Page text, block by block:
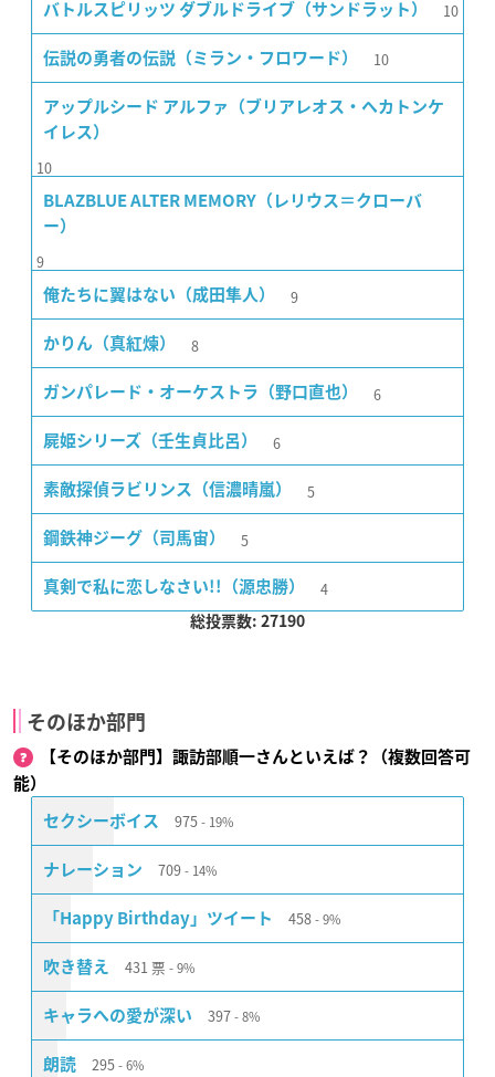
バトルスピリッツ ダブルドライブ（サンドラット） 10
伝説の勇者の伝説（ミラン・フロワード） 10
アップルシード アルファ（ブリアレオス・ヘカトンケ
イレス）
10
BLAZBLUE ALTER MEMORY（レリウス＝クローバ
ー）
9
俺たちに翼はない（成田隼人） 9
かりん（真紅煉） 8
ガンパレード・オーケストラ（野口直也） 6
屍姫シリーズ（壬生貞比呂） 6
素敵探偵ラビリンス（信濃晴嵐） 5
鋼鉄神ジーグ（司馬宙） 5
真剣で私に恋しなさい!!（源忠勝） 4
総投票数: 27190
そのほか部門
【そのほか部門】諏訪部順一さんといえば？（複数回答可
能）
セクシーボイス 975 19%
ナレーション 709 14%
「Happy Birthday」ツイート 458 9%
吹き替え 431 票 9%
キャラへの愛が深い 397 8%
朗読 295 6%